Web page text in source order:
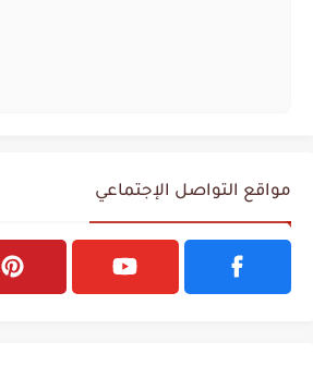
مواقع التواصل الإجتماعي